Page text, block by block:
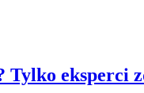
Tylko eksperci